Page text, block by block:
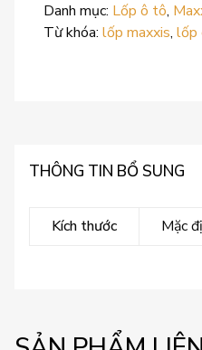
Danh mục: Lốp ô tô,
Từ khóa: lốp maxxis, lốp
THÔNG TIN BỔ SUNG
Kích thước Mặc